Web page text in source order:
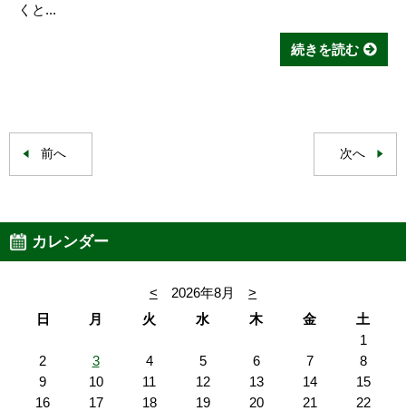
くと...
続きを読む
前へ 次へ
カレンダー
< 2026年8月
>
日
月 火 水 木 金
土
1
2
3 4 5 6 7
8
9
10 11 12 13 14
15
16
17 18 19 20 21
22